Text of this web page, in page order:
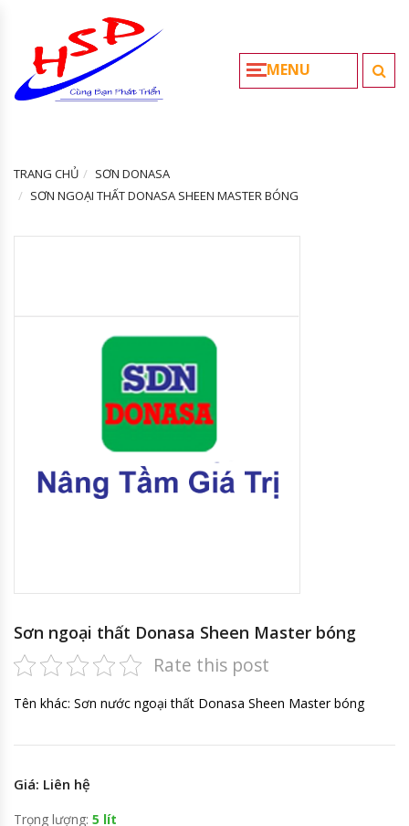
MENU
TRANG CHỦ
SƠN DONASA
SƠN NGOẠI THẤT DONASA SHEEN MASTER BÓNG
Sơn ngoại thất Donasa Sheen Master bóng
Rate this post
Tên khác: Sơn nước ngoại thất Donasa Sheen Master bóng
Giá: Liên hệ
Trọng lượng: 5 lít